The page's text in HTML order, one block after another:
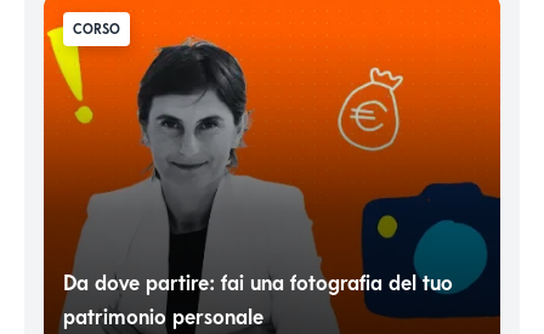
CORSO
Da dove partire: fai una fotografia del tuo
patrimonio personale